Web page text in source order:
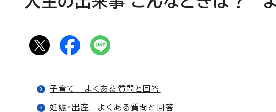
子育て よくある質問と回答
妊娠・出産 よくある質問と回答